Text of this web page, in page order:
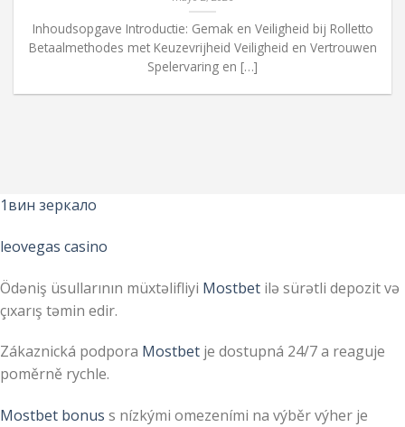
Inhoudsopgave Introductie: Gemak en Veiligheid bij Rolletto
Betaalmethodes met Keuzevrijheid Veiligheid en Vertrouwen
Spelervaring en […]
1вин зеркало
leovegas casino
Ödəniş üsullarının müxtəlifliyi Mostbet ilə sürətli depozit və
çıxarış təmin edir.
Zákaznická podpora Mostbet je dostupná 24/7 a reaguje
poměrně rychle.
Mostbet bonus s nízkými omezeními na výběr výher je